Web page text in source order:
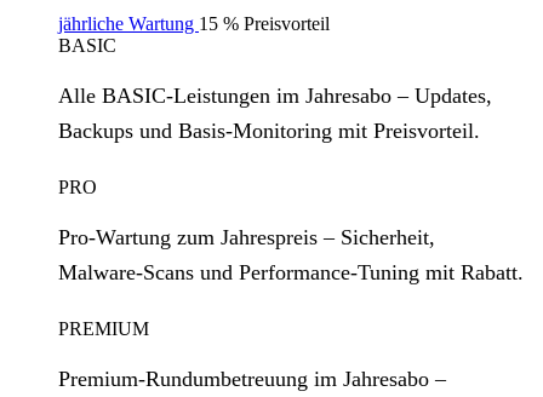
jährliche Wartung 15 % Preisvorteil
BASIC
Alle BASIC‑Leistungen im Jahresabo – Updates,
Backups und Basis‑Monitoring mit Preisvorteil.
PRO
Pro‑Wartung zum Jahrespreis – Sicherheit,
Malware‑Scans und Performance‑Tuning mit Rabatt.
PREMIUM
Premium‑Rundumbetreuung im Jahresabo –